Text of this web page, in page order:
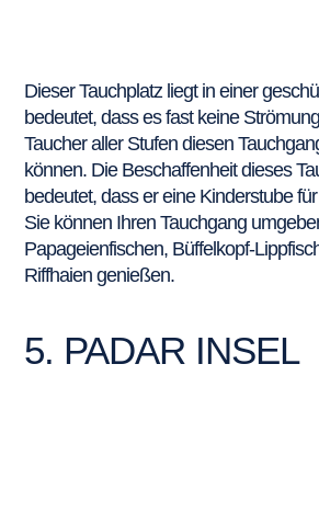
Dieser Tauchplatz liegt in einer
bedeutet, dass es fast keine
Taucher aller Stufen diesen
können. Die Beschaffenheit dieses
bedeutet, dass er eine Kinderstube
Sie können Ihren Tauchgang
Papageienfischen, Büffelkopf-
Riffhaien genießen.
5. PADAR INSEL